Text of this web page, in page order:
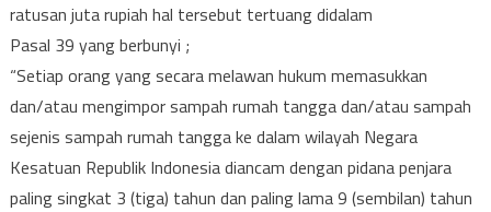
ratusan juta rupiah hal tersebut tertuang didalam
Pasal 39 yang berbunyi ;
“Setiap orang yang secara melawan hukum memasukkan
dan/atau mengimpor sampah rumah tangga dan/atau sampah
sejenis sampah rumah tangga ke dalam wilayah Negara
Kesatuan Republik Indonesia diancam dengan pidana penjara
paling singkat 3 (tiga) tahun dan paling lama 9 (sembilan) tahun